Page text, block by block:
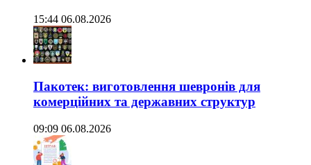
15:44 06.08.2026
Пакотек: виготовлення шевронів для
комерційних та державних структур
09:09 06.08.2026